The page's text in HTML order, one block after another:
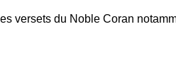
versets du Noble Coran